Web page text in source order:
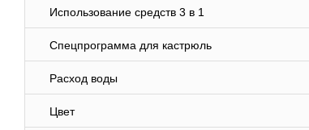
Использование средств 3 в 1
Спецпрограмма для кастрюль
Расход воды
Цвет